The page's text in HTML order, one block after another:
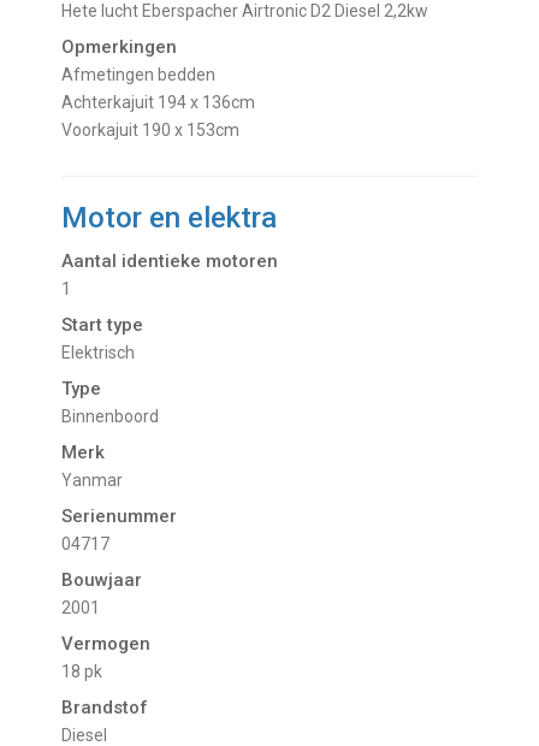
Hete lucht Eberspacher Airtronic D2 Diesel 2,2kw
Opmerkingen
Afmetingen bedden
Achterkajuit 194 x 136cm
Voorkajuit 190 x 153cm
Motor en elektra
Aantal identieke motoren
1
Start type
Elektrisch
Type
Binnenboord
Merk
Yanmar
Serienummer
04717
Bouwjaar
2001
Vermogen
18 pk
Brandstof
Diesel